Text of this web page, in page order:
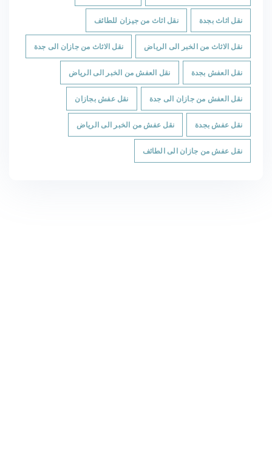
نقل اثاث بجدة نقل اثاث من جيزان للطائف
نقل الاثاث من الخبر الى الرياض نقل الاثاث من جازان الى جدة
نقل العفش بجدة نقل العفش من الخبر الى الرياض
نقل العفش من جازان الى جدة نقل عفش بجازان
نقل عفش بجدة نقل عفش من الخبر الى الرياض
نقل عفش من جازان الى الطائف